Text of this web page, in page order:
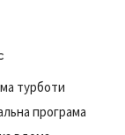
турботи
програма